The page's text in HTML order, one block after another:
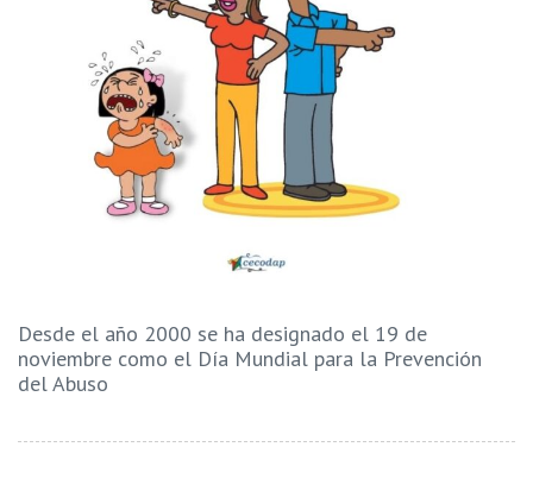
Desde el año 2000 se ha designado el 19 de
noviembre como el Día Mundial para la Prevención
del Abuso